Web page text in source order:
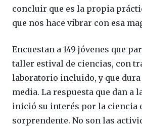
concluir que es la propia
que nos hace vibrar con esa
Encuestan a 149 jóvenes que
taller estival de ciencias, con
laboratorio incluido, y que dura
media. La respuesta que dan a
inició su interés por la ciencia
sorprendente. No son las